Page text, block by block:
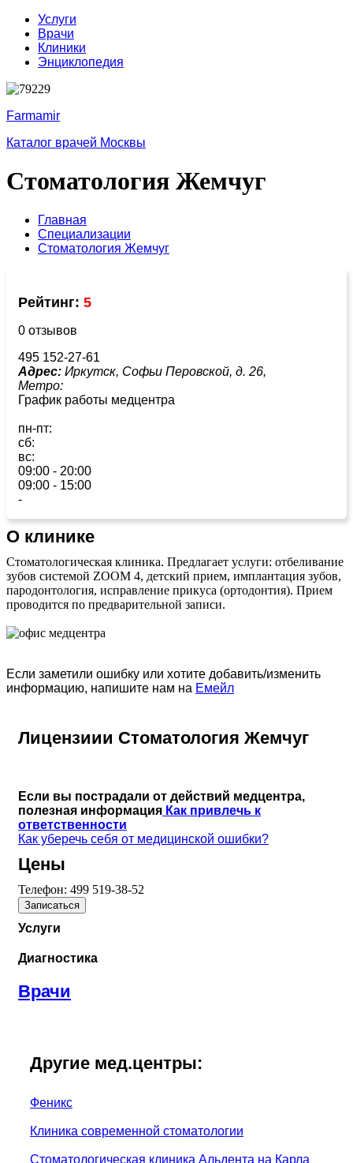
Услуги
Врачи
Клиники
Энциклопедия
Farmamir
Каталог врачей Москвы
Стоматология Жемчуг
Главная
Специализации
Стоматология Жемчуг
Рейтинг: 5
0 отзывов
495 152-27-61
Адрес: Иркутск, Софьи Перовской, д. 26,
Метро:
График работы медцентра
пн-пт:
сб:
вс:
09:00 - 20:00
09:00 - 15:00
-
О клинике
Стоматологическая клиника. Предлагает услуги: отбеливание
зубов системой ZOOM 4, детский прием, имплантация зубов,
пародонтология, исправление прикуса (ортодонтия). Прием
проводится по предварительной записи.
Если заметили ошибку или хотите добавить/изменить
информацию, напишите нам на Емейл
Лицензиии Стоматология Жемчуг
Если вы пострадали от действий медцентра,
полезная информация Как привлечь к
ответственности
Как уберечь себя от медицинской ошибки?
Цены
Телефон: 499 519-38-52
Записаться
Услуги
Диагностика
Врачи
Другие мед.центры:
Феникс
Клиника современной стоматологии
Стоматологическая клиника Альдента на Карла